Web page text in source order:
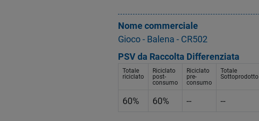
Nome commerciale
Gioco - Balena - CR502
PSV da Raccolta Differenziata
Totale
riciclato
Riciclato
post-
consumo
Riciclato
pre-
consumo
Totale
Sottoprodotto
60% 60% -- --